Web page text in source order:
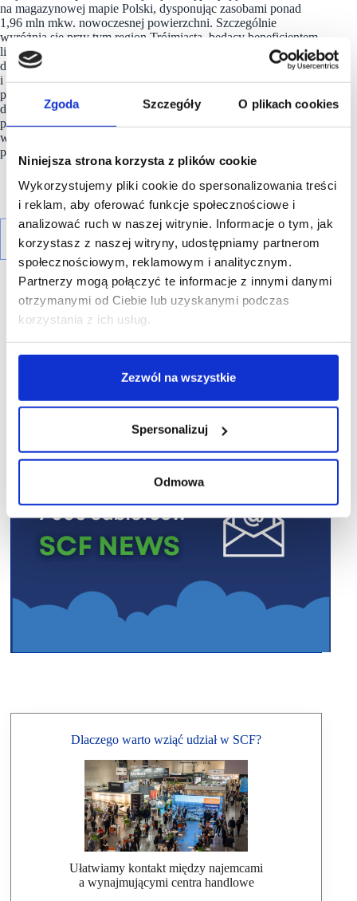
Zgoda Szczegóły O plikach cookies
Niniejsza strona korzysta z plików cookie
Wykorzystujemy pliki cookie do spersonalizowania treści
i reklam, aby oferować funkcje społecznościowe i
analizować ruch w naszej witrynie. Informacje o tym, jak
korzystasz z naszej witryny, udostępniamy partnerom
społecznościowym, reklamowym i analitycznym.
Partnerzy mogą połączyć te informacje z innymi danymi
otrzymanymi od Ciebie lub uzyskanymi podczas
korzystania z ich usług.
Zezwól na wszystkie
Spersonalizuj
Odmowa
na magazynowej mapie Polski, dysponując zasobami ponad
1,96 mln mkw. nowoczesnej powierzchni. Szczególnie
wyróżnia się przy tym region Trójmiasta, będący beneficjentem
licznych atutów geograficznych i infrastrukturalnych – dostępu
do portów czy bliskości rynków Europy Północnej
i Wschodniej. W tej kluczowej lokalizacji dystrybucyjno-
produkcyjnej ze swoimi projektami silnie obecne jest 7R, które
dotychczas zrealizowało w regionie ponad 640 000 mkw.
powierzchni industrialnej, w tym 212 000 mkw.
w Barniewicach – w ramach najnowszej realizacji kompleksu
parków magazynowych.
R E K L A M A
Dlaczego warto wziąć udział w SCF?
Ułatwiamy kontakt między najemcami
a wynajmującymi centra handlowe